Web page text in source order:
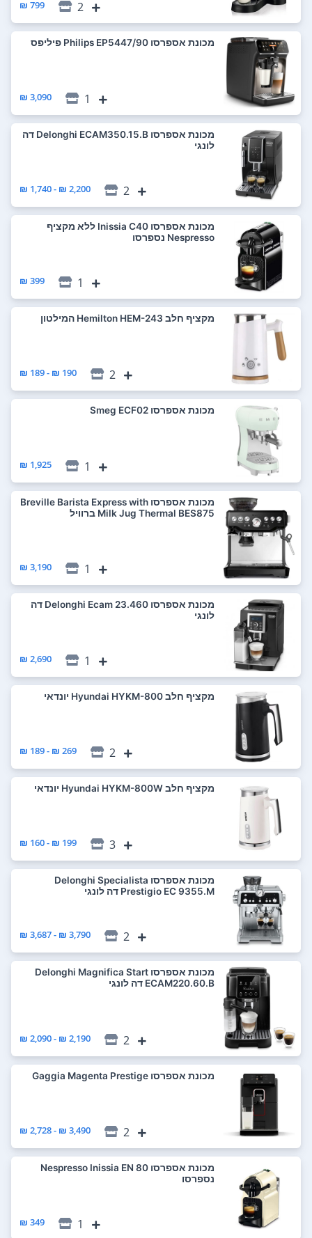
2
799 ₪
‏מכונת אספרסו Philips EP5447/90 פיליפס
1
3,090 ₪
‏מכונת אספרסו Delonghi ECAM350.15.B דה
לונגי
2
2,200 ₪ - 1,740 ₪
‏מכונת אספרסו Inissia C40 ללא מקציף
Nespresso נספרסו
1
399 ₪
‏מקציף חלב Hemilton HEM-243 המילטון
2
190 ₪ - 189 ₪
‏מכונת אספרסו Smeg ECF02
1
1,925 ₪
‏מכונת אספרסו Breville Barista Express with
Milk Jug Thermal BES875 ברוויל
1
3,190 ₪
‏מכונת אספרסו Delonghi Ecam 23.460 דה
לונגי
1
2,690 ₪
‏מקציף חלב Hyundai HYKM-800 יונדאי
2
269 ₪ - 189 ₪
‏מקציף חלב Hyundai HYKM-800W יונדאי
3
199 ₪ - 160 ₪
‏מכונת אספרסו Delonghi Specialista
Prestigio EC 9355.M דה לונגי
2
3,790 ₪ - 3,687 ₪
‏מכונת אספרסו Delonghi Magnifica Start
ECAM220.60.B דה לונגי
2
2,190 ₪ - 2,090 ₪
‏מכונת אספרסו Gaggia Magenta Prestige
2
3,490 ₪ - 2,728 ₪
‏מכונת אספרסו Nespresso Inissia EN 80
נספרסו
1
349 ₪